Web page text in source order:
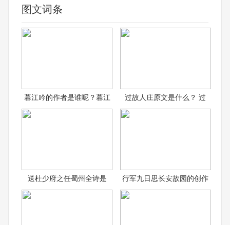
图文词条
暮江吟的作者是谁呢？暮江 过故人庄原文是什么？ 过
送杜少府之任蜀州全诗是 行军九日思长安故园的创作